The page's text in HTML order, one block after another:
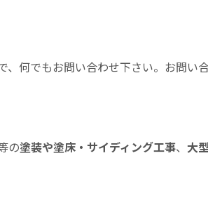
、何でもお問い合わせ下さい。お問
の塗装や塗床・サイディング工事、 大